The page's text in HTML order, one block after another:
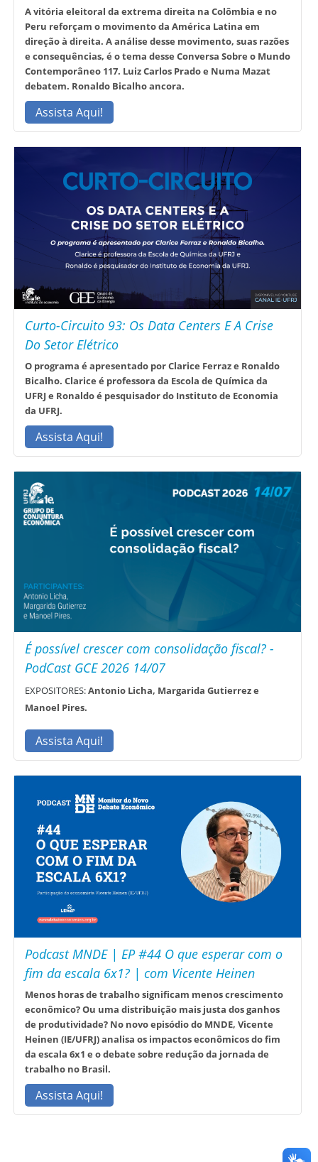
A vitória eleitoral da extrema direita na Colômbia e no
Peru reforçam o movimento da América Latina em
direção à direita. A análise desse movimento, suas razões
e consequências, é o tema desse Conversa Sobre o Mundo
Contemporâneo 117. Luiz Carlos Prado e Numa Mazat
debatem. Ronaldo Bicalho ancora.
Assista Aqui!
Curto-Circuito 93: Os Data Centers E A Crise
Do Setor Elétrico
O programa é apresentado por Clarice Ferraz e Ronaldo
Bicalho. Clarice é professora da Escola de Química da
UFRJ e Ronaldo é pesquisador do Instituto de Economia
da UFRJ.
Assista Aqui!
É possível crescer com consolidação fiscal? -
PodCast GCE 2026 14/07
EXPOSITORES:Antonio Licha, Margarida Gutierrez e
Manoel Pires.
Assista Aqui!
Podcast MNDE | EP #44 O que esperar com o
fim da escala 6x1? | com Vicente Heinen
Menos horas de trabalho significam menos crescimento
econômico? Ou uma distribuição mais justa dos ganhos
de produtividade? No novo episódio do MNDE, Vicente
Heinen (IE/UFRJ) analisa os impactos econômicos do fim
da escala 6x1 e o debate sobre redução da jornada de
trabalho no Brasil.
Assista Aqui!